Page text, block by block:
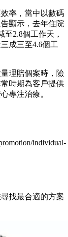
率，當中以數碼
顯示，去年住院
2.8個工作天，
成三至4.6個工
理賠個案時，險
時期為客戶提供
專注治療。
individual-
找最合適的方案